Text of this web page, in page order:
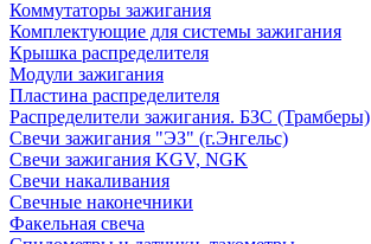
Коммутаторы зажигания
Комплектующие для системы зажигания
Крышка распределителя
Модули зажигания
Пластина распределителя
Распределители зажигания. БЗС (Трамберы)
Свечи зажигания "ЭЗ" (г.Энгельс)
Свечи зажигания KGV, NGK
Свечи накаливания
Свечные наконечники
Факельная свеча